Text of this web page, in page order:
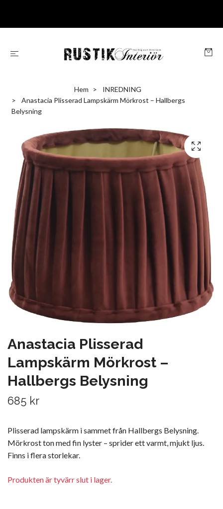
Hem
INREDNING
Anastacia Plisserad Lampskärm Mörkrost – Hallbergs
Belysning
Anastacia Plisserad
Lampskärm Mörkrost –
Hallbergs Belysning
685 kr
Plisserad lampskärm i sammet från Hallbergs Belysning.
Mörkrost ton med fin lyster – sprider ett varmt, mjukt ljus.
Finns i flera storlekar.
Produkten är tyvärr slut i lager.